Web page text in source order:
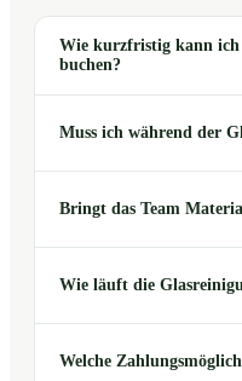
Wie kurzfristig kann ich
buchen?
Muss ich während der
Bringt das Team
Wie läuft die
Welche